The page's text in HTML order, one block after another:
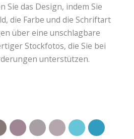
Sie das Design, indem Sie
die Farbe und die Schriftart
über eine unschlagbare
Stockfotos, die Sie bei
unterstützen.